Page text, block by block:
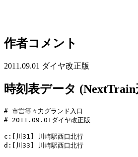
作者コメント
2011.09.01 ダイヤ改正版
時刻表データ (NextTrain
# 市営等々力グランド入口
# 2011.09.01ダイヤ改正版
c:[川31] 川崎駅西口北行
d:[川33] 川崎駅西口北行